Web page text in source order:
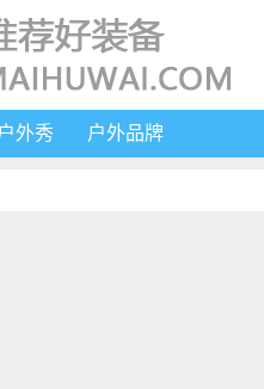
户外秀 户外品牌